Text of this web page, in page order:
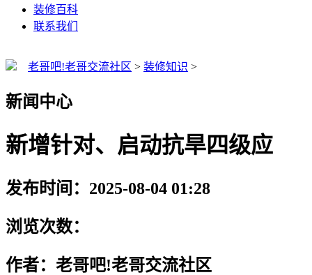
装修百科
联系我们
老哥吧!老哥交流社区 > 装修知识 >
新闻中心
新增针对、启动抗旱四级应
发布时间：2025-08-04 01:28
浏览次数：
作者：老哥吧!老哥交流社区